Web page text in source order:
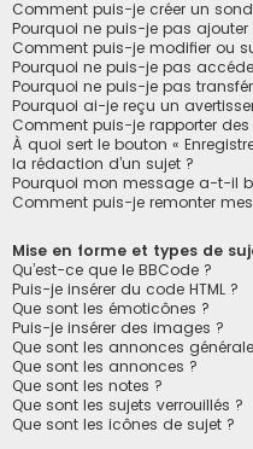
Comment puis-je créer un
Pourquoi ne puis-je pas
Comment puis-je modifier ou
Pourquoi ne puis-je pas
Pourquoi ne puis-je pas
Pourquoi ai-je reçu un
Comment puis-je rapporter
À quoi sert le bouton «
la rédaction d’un sujet ?
Pourquoi mon message a-t-il
Comment puis-je remonter
Mise en forme et types de
Qu’est-ce que le BBCode ?
Puis-je insérer du code HTML ?
Que sont les émoticônes ?
Puis-je insérer des images ?
Que sont les annonces
Que sont les annonces ?
Que sont les notes ?
Que sont les sujets verrouillés ?
Que sont les icônes de sujet ?